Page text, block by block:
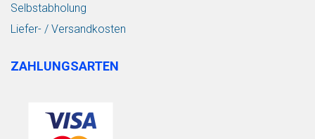
Selbstabholung
Liefer- / Versandkosten
ZAHLUNGSARTEN